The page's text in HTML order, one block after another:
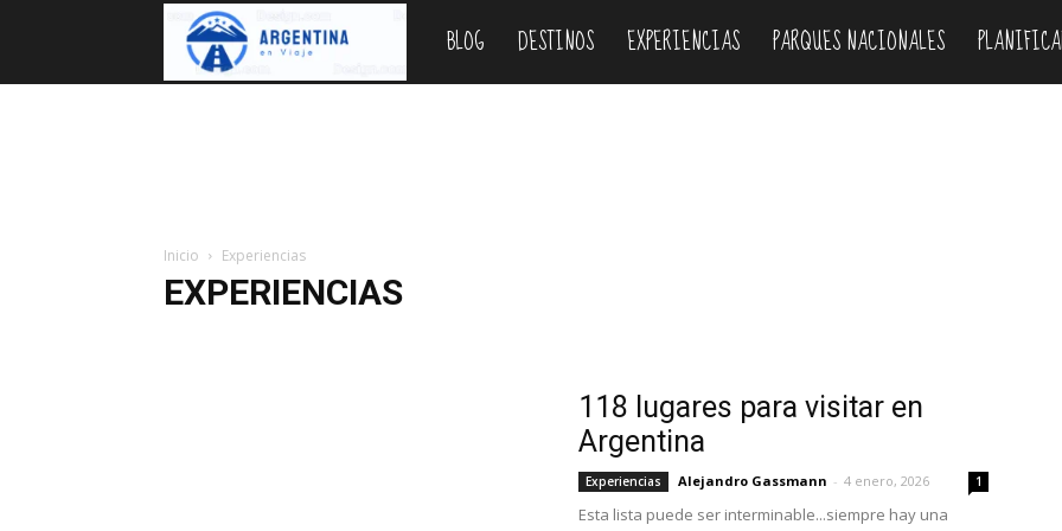
Argentina
BLOG DESTINOS EXPERIENCIAS PARQUES NACIONALES
Inicio Experiencias
EXPERIENCIAS
118 lugares para visitar en
Argentina
Experiencias Alejandro Gassmann - 4 enero, 2026 1
Esta lista puede ser interminable...siempre hay una